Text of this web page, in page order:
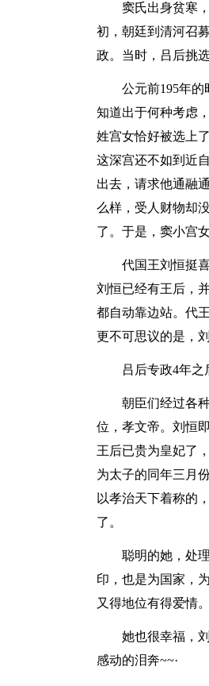
窦氏出身贫寒
初，朝廷到清河召
政。当时，吕后挑
公元前195年
知道出于何种考虑
姓宫女恰好被选上
这深宫还不如到近
出去，请求他通融
么样，受人财物却
了。于是，窦小宫
代国王刘恒挺
刘恒已经有王后，
都自动靠边站。代
更不可思议的是，
吕后专政4年之
朝臣们经过各
位，孝文帝。刘恒
王后已贵为皇妃了
为太子的同年三月
以孝治天下着称的
了。
聪明的她，处
印，也是为国家，
又得地位有得爱情。
她也很幸福，
感动的泪奔~~·